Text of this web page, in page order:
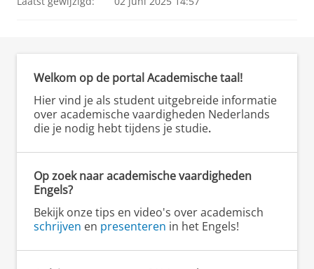
Welkom op de portal Academische taal!
Hier vind je als student uitgebreide informatie
over academische vaardigheden Nederlands
die je nodig hebt tijdens je studie.
Op zoek naar academische vaardigheden
Engels?
Bekijk onze tips en video's over academisch
schrijven en presenteren in het Engels!